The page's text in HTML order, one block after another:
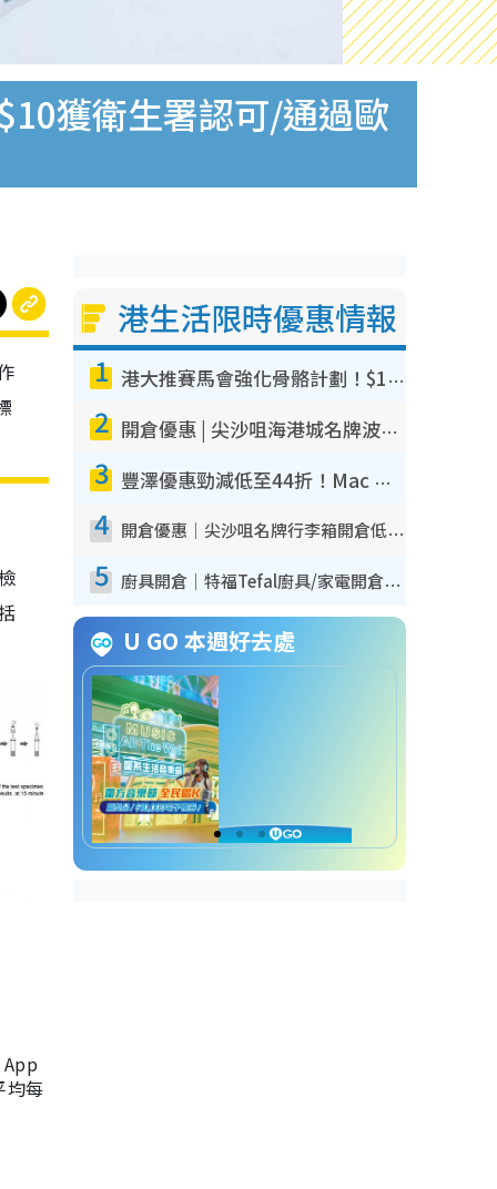
獲衛生署認可/通過歐
均每
港生活限時優惠情報
1 港大推賽馬會強化骨骼計劃！$100骨質密度X光檢查 完成免費運動訓練送超市禮券！附參加資格
2 開倉優惠 | 尖沙咀海港城名牌波鞋開倉低至1折！On鞋$899起／Joy&Peace鞋履$98起
3 豐澤優惠勁減低至44折！Mac mini/iPhone17Pro大減價！廚房家電$220起
4 開倉優惠｜尖沙咀名牌行李箱開倉低至4折！一連5日 American Tourister/ace./Hallmark $200起！
5 廚具開倉｜特福Tefal廚具/家電開倉低至3折！$220起買平底鍋/炒鑊/湯煲！電飯煲/吸塵機/燙斗$418起
U GO 本週好去處